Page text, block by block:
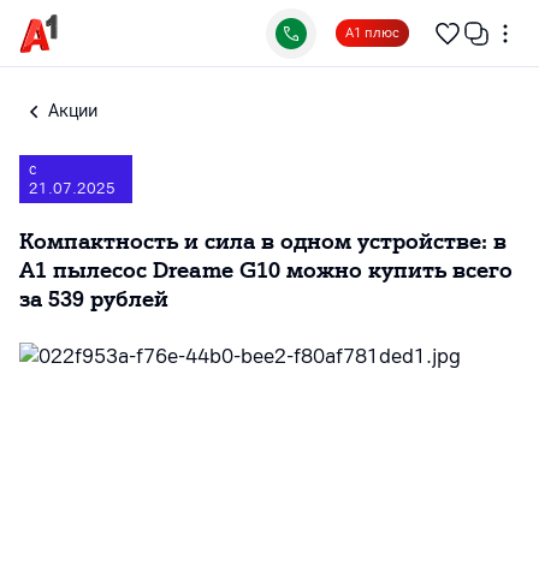
А1 плюс
Акции
с
21.07.2025
Компактность и сила в одном устройстве: в
А1 пылесос Dreame G10 можно купить всего
за 539 рублей